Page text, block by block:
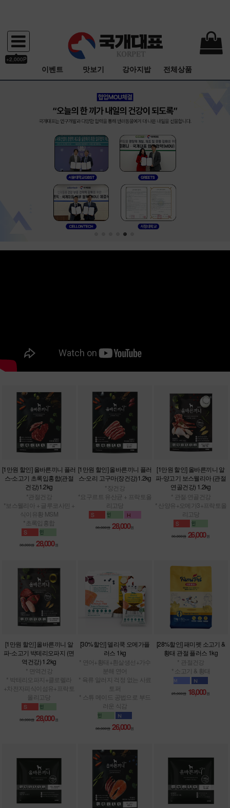
+2,000P
이벤트 맛보기 강아지밥 전체상품
[1만원 할인] 올바른끼니 플러
스-소고기 초록입홍합(관절
건강)1.2kg
*관절건강
*보스웰리아 + 글루코사민 +
식이유황 MSM
*초록입홍합
38,000원 28,000원
[1만원 할인] 올바른끼니 플러
스-오리 고구마(장건강)1.2kg
*장건강
*요구르트 유산균 + 프락토올
리고당
38,000원 28,000원
[1만원 할인] 올바른끼니 알
파-양고기 보스웰리아 (관절
연골건강) 1.2kg
* 관절·연골건강
* 산양유+오메가3+프락토올
리고당
36,000원 26,000 원
[1만원 할인] 올바른끼니 알
파-소고기 박테리오파지 (면
역건강) 1.2kg
* 면역건강
* 박테리오파지+클로렐라
+차전자피식이섬유+프락토
올리고당
38,000원 28,000원
[30%할인] 델리쿡 오메가플
러스 1kg
* 연어+황태+흰살생선+가수
분해 연어
* 육류 알러지 걱정 없는 사료
토퍼
* 스튜 메이드 공법으로 부드
러운 식감
38,000원 26,000원
[28%할인] 패미펫 소고기 &
황태 관절 플러스 1kg
* 관절건강
* 소고기 & 황태
25,000원 18,000 원